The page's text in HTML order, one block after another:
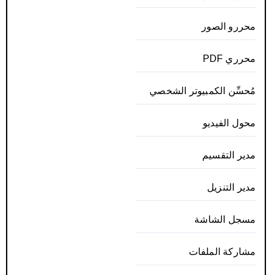
محررو الصور
محرري PDF
مُحسِّن الكمبيوتر الشخصي
محول الفيديو
مدير التقسيم
مدير التنزيل
مسجل الشاشة
مشاركة الملفات